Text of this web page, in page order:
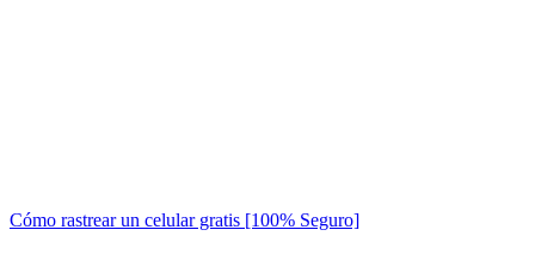
Cómo rastrear un celular gratis [100% Seguro]